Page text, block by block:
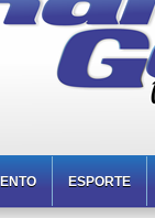
ESPORTE